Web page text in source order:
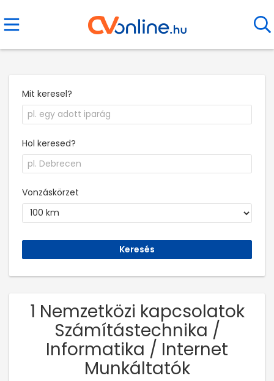
Mit keresel?
Hol keresed?
Vonzáskörzet
1 Nemzetközi kapcsolatok
Számítástechnika /
Informatika / Internet
Munkáltatók